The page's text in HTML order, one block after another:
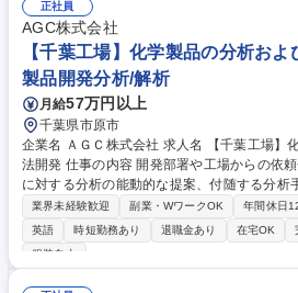
す。 当面は分析業務がメインとなりますが、
た運転・制御条件の調整等もご担当いただく
イオンクロマトグラフィー・吸光光度計 ・
度、溶存酸素、塩素、亜硝酸、リン酸、シリカ 募集職種 富津市【水質
析】東京電力100％出資/Web面接可/福利厚生
正社員
AGC株式会社
【千葉工場】化学製品の分析お
製品開発分析/解析
月給57万円以上
千葉県市原市
企業名 ＡＧＣ株式会社 求人名 【千葉工場】化学製品の分析および分析手
法開発 仕事の内容 開発部署や工場からの依頼分析に加えて、現場の課題
に対する分析の能動的な提案、付随する分析
す。基本的には、案件に応じてチームを組ん
比較的経験の浅い メンバーが多いため、ご経験によっては技術指導や将来
的にはマネジメント業務も期待します。■分
／膜／ゴム等）、クロール・アルカリの基
業界未経験歓迎 副業・WワークOK 年間休日
英語
時短勤務あり 退職金あり 在宅OK
服装自由